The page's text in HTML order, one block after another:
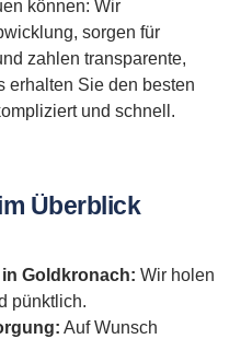
können: Wir
sorgen für
zahlen transparente,
erhalten Sie den besten
und schnell.
Überblick
Goldkronach: Wir holen
pünktlich.
Auf Wunsch